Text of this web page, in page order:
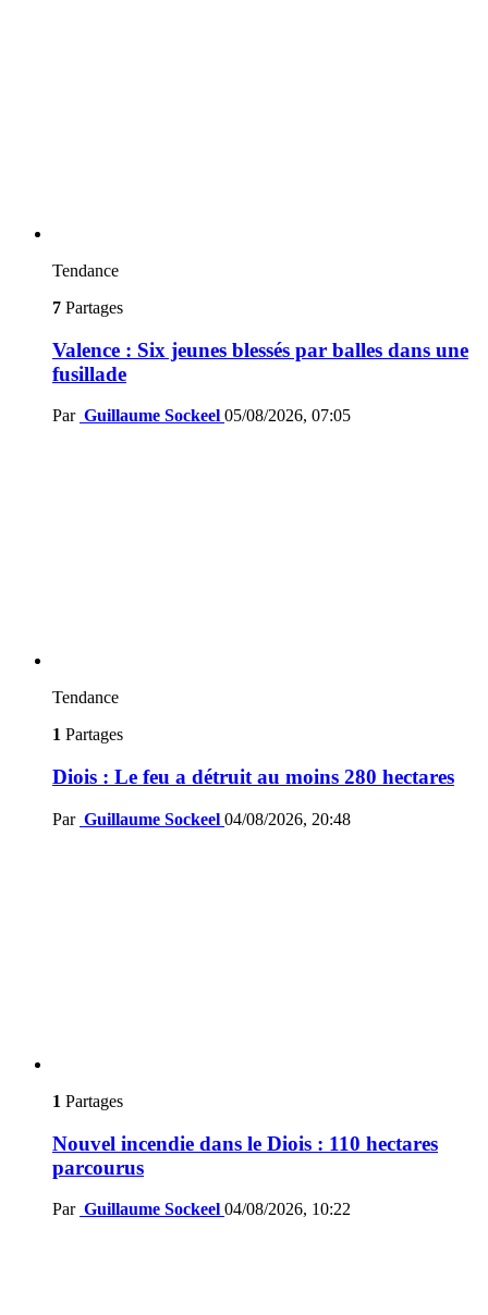
Tendance
7 Partages
Valence : Six jeunes blessés par balles dans une
fusillade
Par Guillaume Sockeel 05/08/2026, 07:05
Tendance
1 Partages
Diois : Le feu a détruit au moins 280 hectares
Par Guillaume Sockeel 04/08/2026, 20:48
1 Partages
Nouvel incendie dans le Diois : 110 hectares
parcourus
Par Guillaume Sockeel 04/08/2026, 10:22